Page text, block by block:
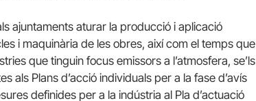
ajuntaments aturar la producció i aplicació
i maquinària de les obres, així com el temps que
que tinguin focus emissors a l’atmosfera, se’ls
als Plans d’acció individuals per a la fase d’avís
definides per a la indústria al Pla d’actuació